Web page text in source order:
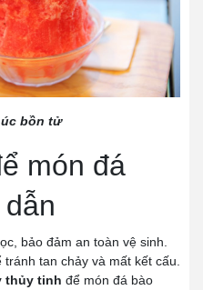
bồn tử
món đá
bảo đảm an toàn vệ sinh.
tránh tan chảy và mất kết cấu.
thủy tinh để món đá bào